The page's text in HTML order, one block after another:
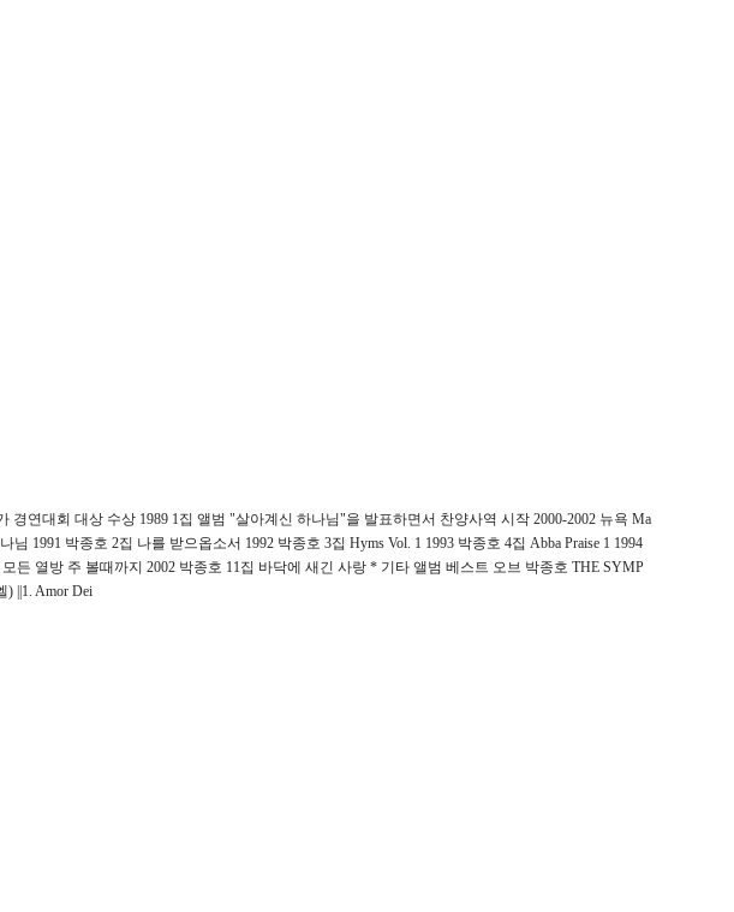
연대회 대상 수상 1989 1집 앨범 "살아계신 하나님"을 발표하면서 찬양사역 시작 2000-2002 뉴욕 Ma
1991 박종호 2집 나를 받으옵소서 1992 박종호 3집 Hyms Vol. 1 1993 박종호 4집 Abba Praise 1 1994
든 열방 주 볼때까지 2002 박종호 11집 바닥에 새긴 사랑 * 기타 앨범 베스트 오브 박종호 THE SYMP
||1. Amor Dei